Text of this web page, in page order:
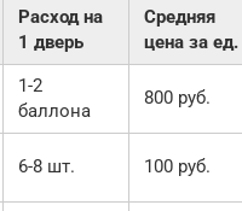
Расход на
1 дверь
Средняя
цена за ед.
1-2
баллона
800 руб.
6-8 шт. 100 руб.